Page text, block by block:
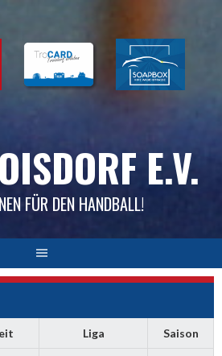
E.V.
FÜR DEN HANDBALL!
Liga Saison